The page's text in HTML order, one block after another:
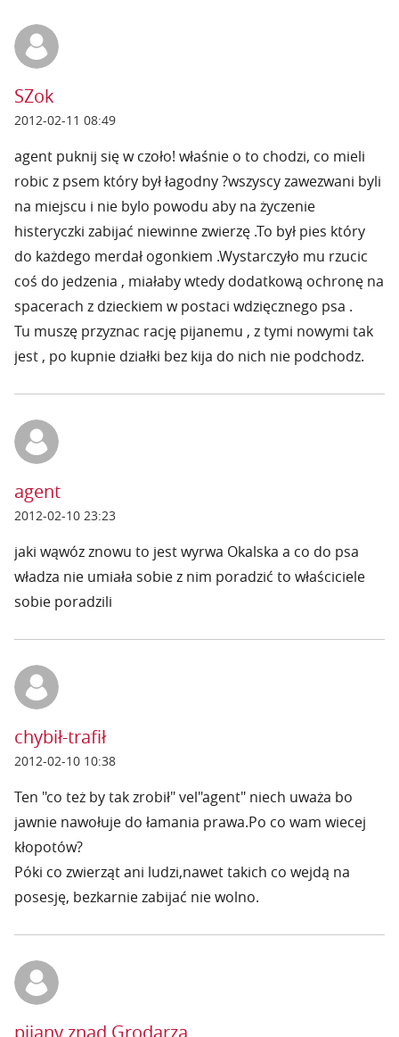
SZok
2012-02-11 08:49
agent puknij się w czoło! właśnie o to chodzi, co mieli
robic z psem który był łagodny ?wszyscy zawezwani byli
na miejscu i nie bylo powodu aby na życzenie
histeryczki zabijać niewinne zwierzę .To był pies który
do każdego merdał ogonkiem .Wystarczyło mu rzucic
coś do jedzenia , miałaby wtedy dodatkową ochronę na
spacerach z dzieckiem w postaci wdzięcznego psa .
Tu muszę przyznac rację pijanemu , z tymi nowymi tak
jest , po kupnie działki bez kija do nich nie podchodz.
agent
2012-02-10 23:23
jaki wąwóz znowu to jest wyrwa Okalska a co do psa
władza nie umiała sobie z nim poradzić to właściciele
sobie poradzili
chybił-trafił
2012-02-10 10:38
Ten "co też by tak zrobił" vel"agent" niech uważa bo
jawnie nawołuje do łamania prawa.Po co wam wiecej
kłopotów?
Póki co zwierząt ani ludzi,nawet takich co wejdą na
posesję, bezkarnie zabijać nie wolno.
pijany znad Grodarza